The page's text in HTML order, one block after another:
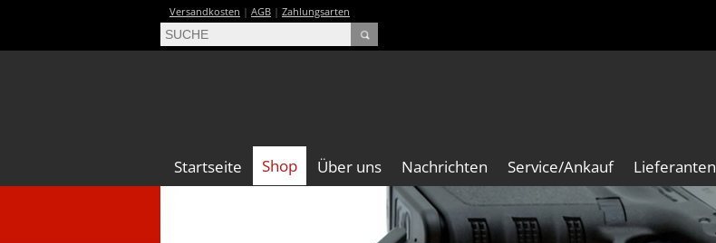
Versandkosten | AGB | Zahlungsarten
Startseite Shop Über uns Nachrichten Service/Ankauf Lieferanten